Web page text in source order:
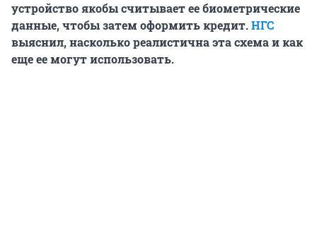
устройство якобы считывает ее биометрические
данные, чтобы затем оформить кредит.НГС
выяснил, насколько реалистична эта схема и как
еще ее могут использовать.